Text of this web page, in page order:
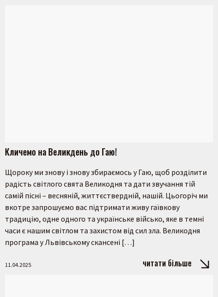
Кличемо на Великдень до Гаю!
Щороку ми знову і знову збираємось у Гаю, щоб розділити
радість світлого свята Великодня та дати звучання тій
самій пісні – весняній, життєствердній, нашій. Цьогоріч ми
вкотре запрошуємо вас підтримати живу гаївкову
традицію, одне одного та українське військо, яке в темні
часи є нашим світлом та захистом від сил зла. Великодня
програма у Львівському скансені […]
11.04.2025 читати більше